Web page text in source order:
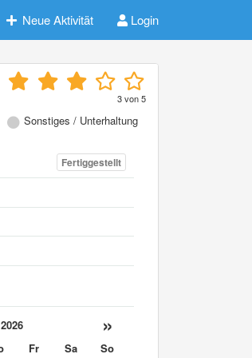
Neue Aktivität Login
3von5
Sonstiges / Unterhaltung
Fertiggestellt
»
Fr Sa
So